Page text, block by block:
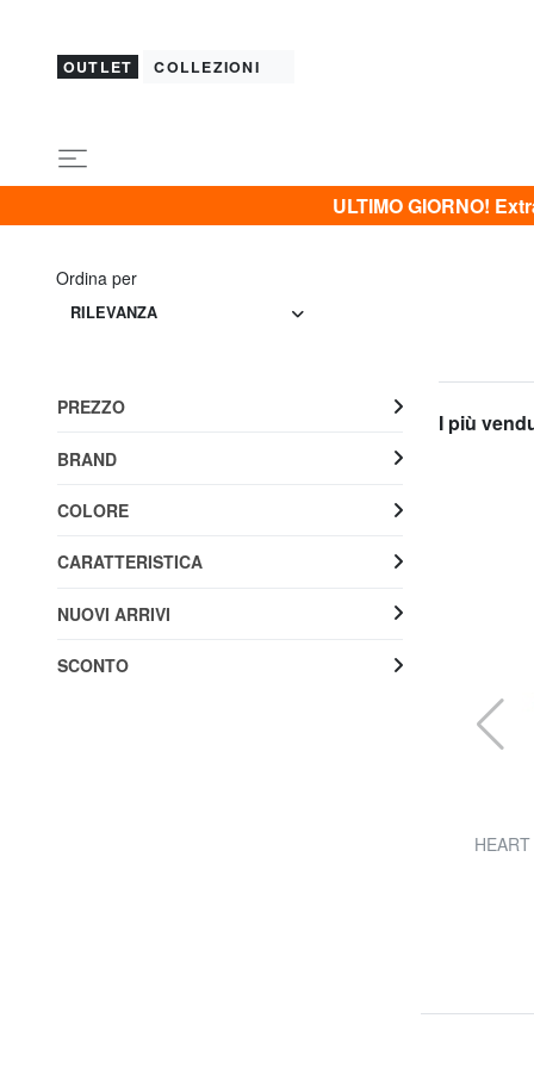
OUTLET COLLEZIONI
ULTIMO GIORNO!
Ordina per
RILEVANZA
I più
PREZZO
BRAND
COLORE
CARATTERISTICA
NUOVI ARRIVI
SCONTO